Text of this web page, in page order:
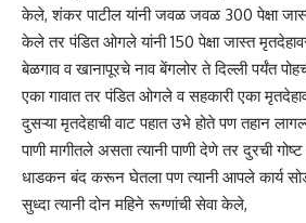
केले, शंकर पाटील यांनी जवळ जवळ 300 पेक्षा
केले तर पंडित ओगले यांनी 150 पेक्षा जास्त
बेळगाव व खानापूरचे नाव बेंगलोर ते दिल्ली पर्यंत
एका गावात तर पंडित ओगले व सहकारी एका
दुसऱ्या मृतदेहाची वाट पहात उभे होते पण तहान
पाणी मागीतले असता त्यानी पाणी देणे तर दुरची
धाडकन बंद करून घेतला पण त्यानी आपले कार्य
सुध्दा त्यानी दोन महिने रूग्णांची सेवा केले,